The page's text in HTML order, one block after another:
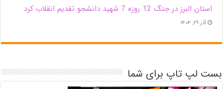
استان البرز در جنگ 12 روزه 7 شهید دانشجو تقدیم انقلاب کرد
آذر ۲۹, ۱۴۰۴
بست لپ تاپ برای شما